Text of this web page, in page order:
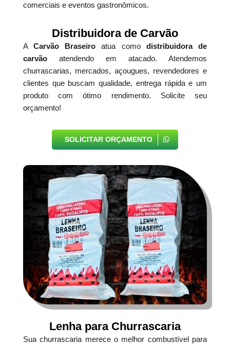
comerciais e eventos gastronômicos.
Distribuidora de Carvão
ACarvão Braseiro atua como distribuidora de
carvãoatendendo em atacado. Atendemos
churrascarias, mercados, açougues, revendedores e
clientes que buscam qualidade, entrega rápida e um
produto com ótimo rendimento. Solicite seu
orçamento!
SOLICITAR ORÇAMENTO
Lenha para Churrascaria
Sua churrascaria merece o melhor combustível para